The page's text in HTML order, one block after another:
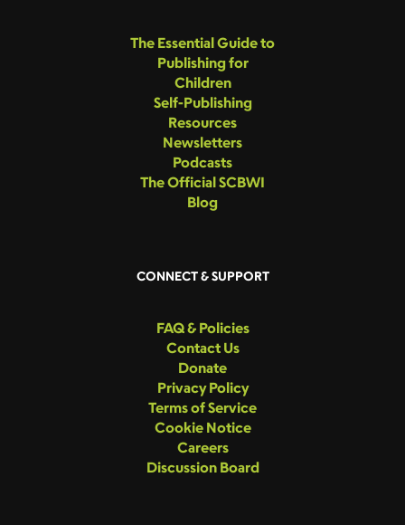
The Essential Guide to
Publishing for
Children
Self-Publishing
Resources
Newsletters
Podcasts
The Official SCBWI
Blog
CONNECT & SUPPORT
FAQ & Policies
Contact Us
Donate
Privacy Policy
Terms of Service
Cookie Notice
Careers
Discussion Board